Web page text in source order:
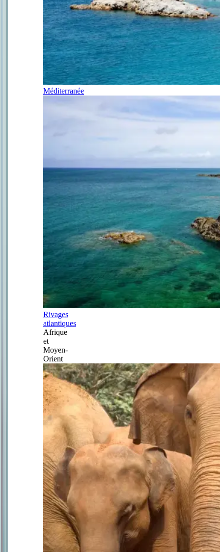
Méditerranée
Rivages
atlantiques
Afrique
et
Moyen-
Orient